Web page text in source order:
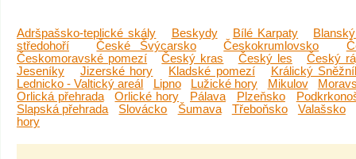
Adršpašsko-teplické skály Beskydy Bílé Karpaty
středohoří
České Švýcarsko Českokrumlovsko
Českomoravské pomezí
Český kras Český les
Český
Jeseníky
Jizerské hory Kladské pomezí
Králický
Lednicko - Valtický areál
Lipno Lužické hory Mikulov
Orlická přehrada
Orlické hory Pálava Plzeňsko
Slapská přehrada
Slovácko Šumava Třeboňsko
Valašsko
hory